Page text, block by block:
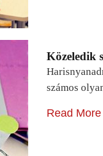
Közeledik
számos
Read More